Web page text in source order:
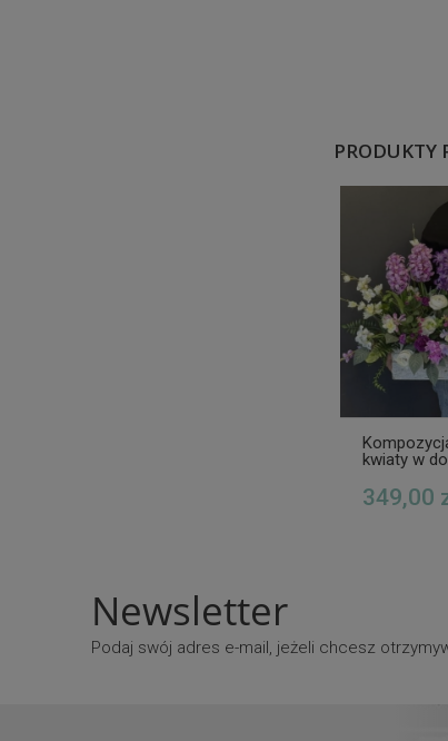
PRODUKTY
kwiaty w
349,00
Newsletter
Podaj swój adres e-mail, jeżeli chcesz